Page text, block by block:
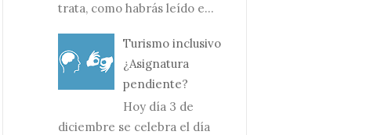
trata, como habrás leído e...
Turismo inclusivo
¿Asignatura
pendiente?
Hoy día 3 de
diciembre se celebra el día